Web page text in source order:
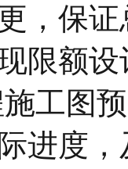
，保
限额
工图
进度